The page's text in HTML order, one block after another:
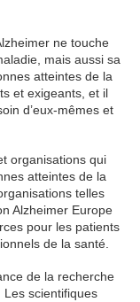
ne touche
mais aussi sa
atteintes de la
et exigeants, et il
d’eux-mêmes et
organisations qui
atteintes de la
telles
Alzheimer Europe
pour les patients
de la santé.
de la recherche
Les scientifiques